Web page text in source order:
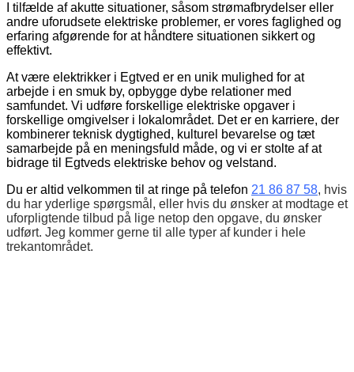
I tilfælde af akutte situationer, såsom strømafbrydelser eller
andre uforudsete elektriske problemer, er vores faglighed og
erfaring afgørende for at håndtere situationen sikkert og
effektivt.
At være elektrikker i Egtved er en unik mulighed for at
arbejde i en smuk by, opbygge dybe relationer med
samfundet. Vi udføre forskellige elektriske opgaver i
forskellige omgivelser i lokalområdet. Det er en karriere, der
kombinerer teknisk dygtighed, kulturel bevarelse og tæt
samarbejde på en meningsfuld måde, og vi er stolte af at
bidrage til Egtveds elektriske behov og velstand.
Du er altid velkommen til at ringe på telefon 21 86 87 58, hvis
du har yderlige spørgsmål, eller hvis du ønsker at modtage et
uforpligtende tilbud på lige netop den opgave, du ønsker
udført. Jeg kommer gerne til alle typer af kunder i hele
trekantområdet.